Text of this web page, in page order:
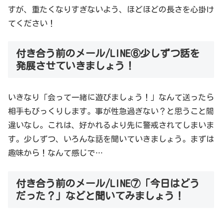
すが、重たくなりすぎないよう、ほどほどの長さを心掛け
てください！
付き合う前のメール/LINE⑥少しずつ話を
発展させていきましょう！
いきなり「会って一緒に遊びましょう！」なんて送ったら
相手もびっくりします。事が性急過ぎない？と思うこと間
違いなし。これは、好かれるより先に警戒されてしまいま
す。少しずつ、いろんな話を聞いていきましょう。まずは
趣味から！なんて感じで…
付き合う前のメール/LINE⑦「今日はどう
だった？」などと聞いてみましょう！